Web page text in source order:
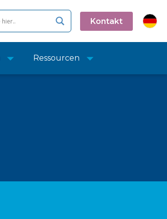
Kontakt
Ressourcen